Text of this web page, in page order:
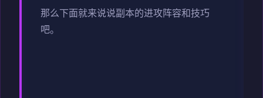
那么下面就来说说副本的进攻阵容和技巧
吧。